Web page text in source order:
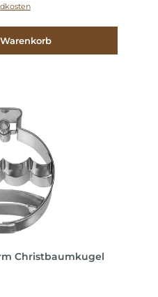
Christbaumkugel